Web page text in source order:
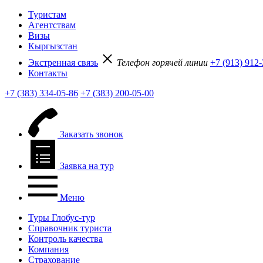
Туристам
Агентствам
Визы
Кыргызстан
Экстренная связь
Телефон горячей линии +7 (913)
Контакты
+7 (383) 334-05-86 +7 (383) 200-05-00
Заказать звонок
Заявка на тур
Меню
Туры Глобус-тур
Справочник туриста
Контроль качества
Компания
Страхование